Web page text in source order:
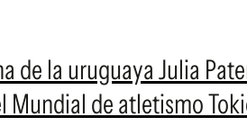
de la uruguaya Julia
Mundial de atletismo